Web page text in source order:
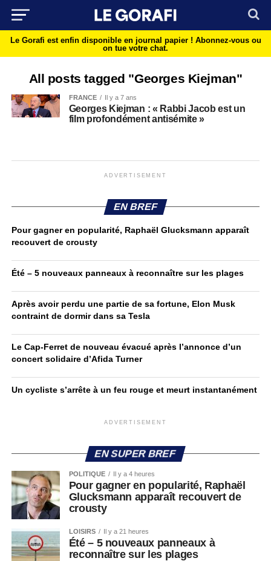
Le Gorafi est enfin disponible en journal papier ! Abonnez-vous ou
on tue votre chat.
All posts tagged "Georges Kiejman"
FRANCE Il y a 7 ans
Georges Kiejman : « Rabbi Jacob est un
film profondément antisémite »
ADVERTISEMENT
EN BREF
Pour gagner en popularité, Raphaël Glucksmann apparaît
recouvert de crousty
Été – 5 nouveaux panneaux à reconnaître sur les plages
Après avoir perdu une partie de sa fortune, Elon Musk
contraint de dormir dans sa Tesla
Le Cap-Ferret de nouveau évacué après l’annonce d’un
concert solidaire d’Afida Turner
Un cycliste s’arrête à un feu rouge et meurt instantanément
ADVERTISEMENT
EN SUPER BREF
POLITIQUE Il y a 4 heures
Pour gagner en popularité, Raphaël
Glucksmann apparaît recouvert de
crousty
LOISIRS Il y a 21 heures
Été – 5 nouveaux panneaux à
reconnaître sur les plages